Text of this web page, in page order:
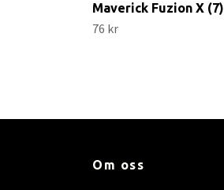
Maverick Fuzion X (7)
76 kr
Om oss